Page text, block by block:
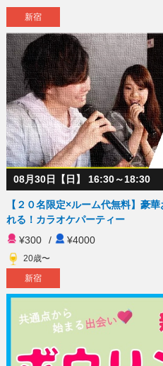
新宿
08月30日【日】 16:30～18:30
【２０名限定×ルーム代無料】豪
れる！カラオケパーティー
¥300
/ ¥4000
20歳〜
新宿